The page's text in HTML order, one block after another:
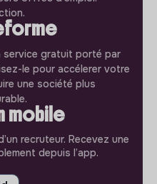
service gratuit porté par
le pour accélerer votre
une société plus
mobile
recruteur. Recevez une
depuis l’app.